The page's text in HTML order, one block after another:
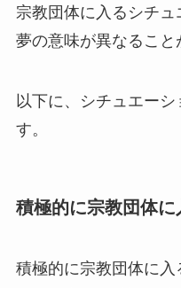
宗教団体に入るシチ
夢の意味が異なること
以下に、シチュエー
す。
積極的に宗教団体に
積極的に宗教団体に